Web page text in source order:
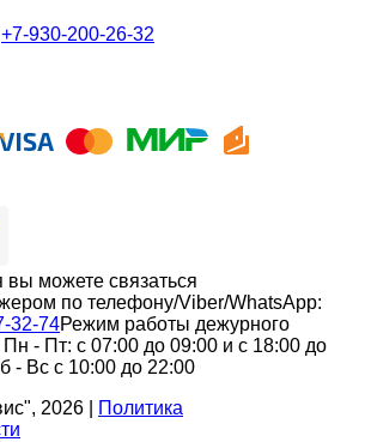
+7-930-200-26-32
можете связаться
по телефону/Viber/WhatsApp:
32-74Режим работы дежурного
Пн - Пт: с 07:00 до 09:00 и с 18:00 до
- Вс с 10:00 до 22:00
2026
Политика